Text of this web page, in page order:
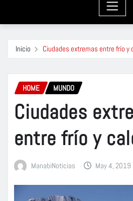
Inicio Ciudades extremas entre frío y
HOME MUNDO
Ciudades
entre frío y
ManabiNoticias May 4, 2019